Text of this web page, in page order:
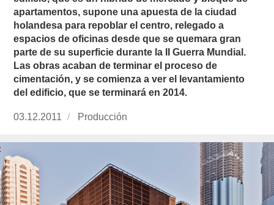
apartamentos, supone una apuesta de la ciudad
holandesa para repoblar el centro, relegado a
espacios de oficinas desde que se quemara gran
parte de su superficie durante la II Guerra Mundial.
Las obras acaban de terminar el proceso de
cimentación, y se comienza a ver el levantamiento
del edificio, que se terminará en 2014.
Publicado
03.12.2011 https://www.experimenta.es/author/
Producción